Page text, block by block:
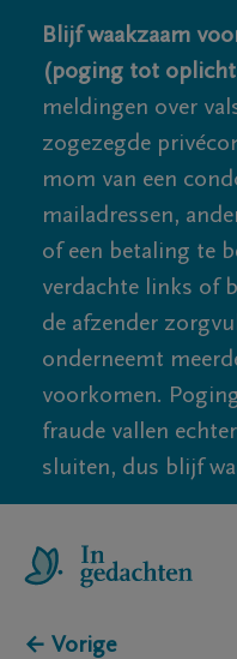
Blijf waakzaam
(poging tot
meldingen over
zogezegde
mom van een
mailadressen,
of een betaling te
verdachte links of
de afzender
onderneemt
voorkomen.
fraude vallen
sluiten, dus blijf
← Vorige